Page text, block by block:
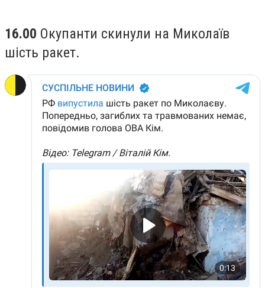
16.00 Окупанти скинули на Миколаїв
шість ракет.